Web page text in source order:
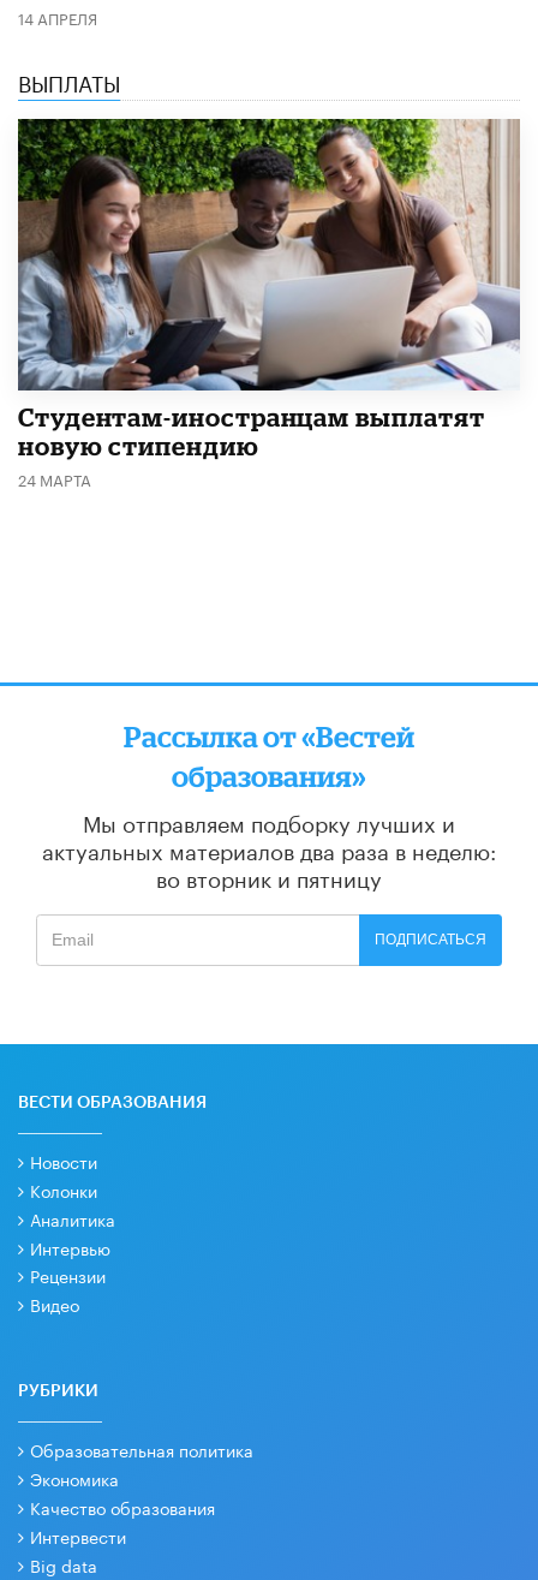
14 АПРЕЛЯ
ВЫПЛАТЫ
Студентам-иностранцам выплатят
новую стипендию
24 МАРТА
Рассылка от «Вестей
образования»
Мы отправляем подборку лучших и
актуальных материалов два раза в неделю:
во вторник и пятницу
ПОДПИСАТЬСЯ
ВЕСТИ ОБРАЗОВАНИЯ
Новости
Колонки
Аналитика
Интервью
Рецензии
Видео
РУБРИКИ
Образовательная политика
Экономика
Качество образования
Интервести
Big data